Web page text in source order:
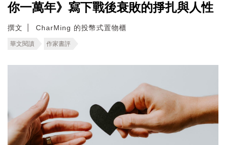
你一萬年》寫下戰後衰敗的掙扎與人性
撰文 CharMing 的投幣式置物櫃
華文閱讀 作家書評